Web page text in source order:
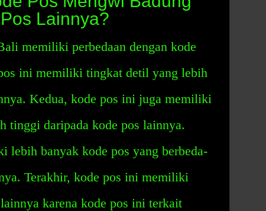
Lainnya?
memiliki perbedaan dengan kode
ini memiliki tingkat detil yang lebih
Kedua, kode pos ini juga memiliki
tinggi daripada kode pos lainnya.
lebih banyak kode pos yang berbeda-
Terakhir, kode pos ini memiliki
karena kode pos ini terkait